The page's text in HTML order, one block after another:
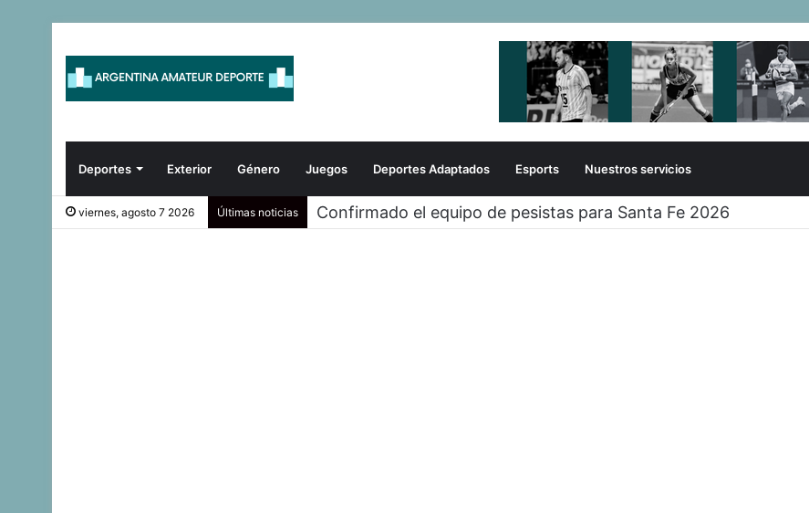
Deportes Exterior Género Juegos Deportes Adaptados Esports Nuestros servicios
viernes, agosto 7 2026 Últimas noticias ¡LA CROSSOVER TAMBIÉN EN CÓRDOBA!